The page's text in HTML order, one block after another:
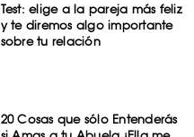
Test: elige a la pareja más feliz
y te diremos algo importante
sobre tu relación
20 Cosas que sólo Entenderás